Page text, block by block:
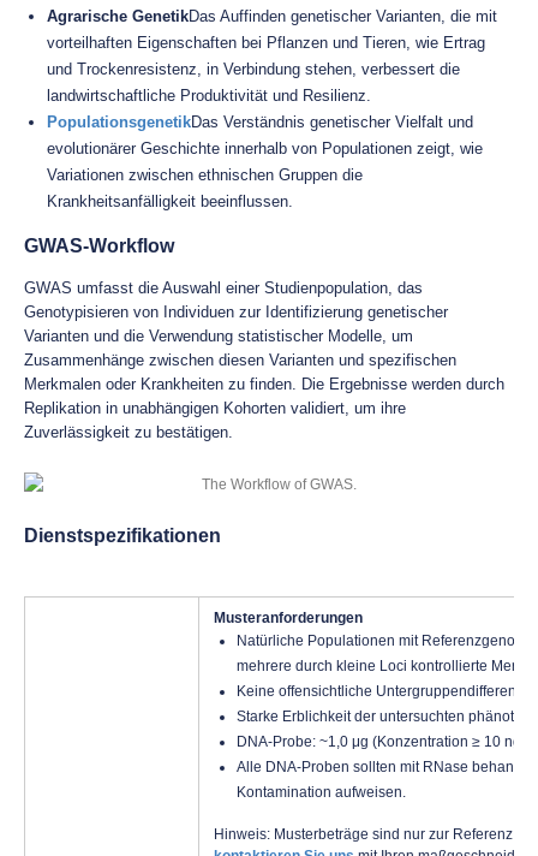
Agrarische GenetikDas Auffinden genetischer Varianten, die mit
vorteilhaften Eigenschaften bei Pflanzen und Tieren, wie Ertrag
und Trockenresistenz, in Verbindung stehen, verbessert die
landwirtschaftliche Produktivität und Resilienz.
PopulationsgenetikDas Verständnis genetischer Vielfalt und
evolutionärer Geschichte innerhalb von Populationen zeigt, wie
Variationen zwischen ethnischen Gruppen die
Krankheitsanfälligkeit beeinflussen.
GWAS-Workflow
GWAS umfasst die Auswahl einer Studienpopulation, das
Genotypisieren von Individuen zur Identifizierung genetischer
Varianten und die Verwendung statistischer Modelle, um
Zusammenhänge zwischen diesen Varianten und spezifischen
Merkmalen oder Krankheiten zu finden. Die Ergebnisse werden durch
Replikation in unabhängigen Kohorten validiert, um ihre
Zuverlässigkeit zu bestätigen.
Dienstspezifikationen
Musteranforderungen
Natürliche Populationen mit Referenzgenom
mehrere durch kleine Loci kontrollierte
Keine offensichtliche
Starke Erblichkeit der untersuchten
DNA-Probe: ~1,0 μg (Konzentration ≥ 10 ng/
Alle DNA-Proben sollten mit RNase
Kontamination aufweisen.
Hinweis: Musterbeträge sind nur zur Referenz